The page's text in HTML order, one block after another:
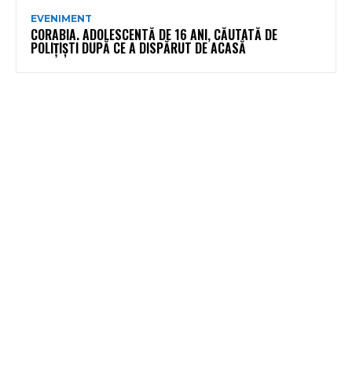
EVENIMENT
CORABIA. ADOLESCENTĂ DE 16 ANI, CĂUTATĂ DE
POLIȚIȘTI DUPĂ CE A DISPĂRUT DE ACASĂ